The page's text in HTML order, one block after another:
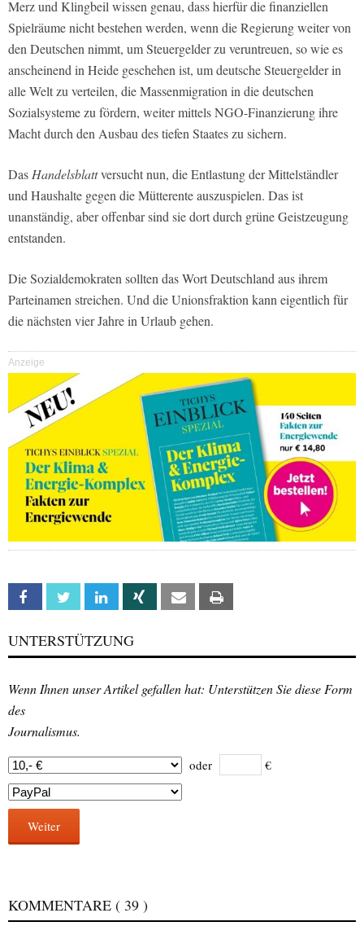
Merz und Klingbeil wissen genau, dass hierfür die finanziellen
Spielräume nicht bestehen werden, wenn die Regierung weiter von
den Deutschen nimmt, um Steuergelder zu veruntreuen, so wie es
anscheinend in Heide geschehen ist, um deutsche Steuergelder in
alle Welt zu verteilen, die Massenmigration in die deutschen
Sozialsysteme zu fördern, weiter mittels NGO-Finanzierung ihre
Macht durch den Ausbau des tiefen Staates zu sichern.
Das Handelsblattversucht nun, die Entlastung der Mittelständler
und Haushalte gegen die Mütterente auszuspielen. Das ist
unanständig, aber offenbar sind sie dort durch grüne Geistzeugung
entstanden.
Die Sozialdemokraten sollten das Wort Deutschland aus ihrem
Parteinamen streichen. Und die Unionsfraktion kann eigentlich für
die nächsten vier Jahre in Urlaub gehen.
Anzeige
Facebook Twitter Linkedin Xing Email
UNTERSTÜTZUNG
Wenn Ihnen unser Artikel gefallen hat: Unterstützen Sie diese Form
des
Journalismus.
oder €
Weiter
KOMMENTARE ( 39 )